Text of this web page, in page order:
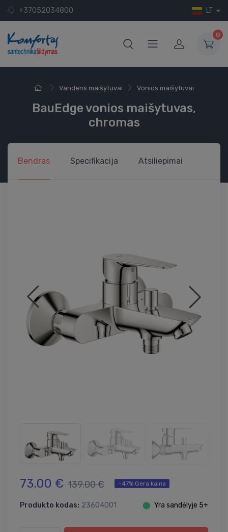
+37052034800 LT
0
Vandens maišytuvai Vonios maišytuvai
BauEdge vonios maišytuvas,
chromas
Bendras Specifikacija Atsiliepimai
73.00 € 139.00 € -47% Gera kaina
Produkto kodas: 23604001 ⬤ Yra sandėlyje 5+